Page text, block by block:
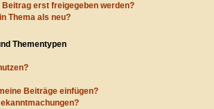
erst freigegeben werden?
Thema als neu?
Thementypen
Beiträge einfügen?